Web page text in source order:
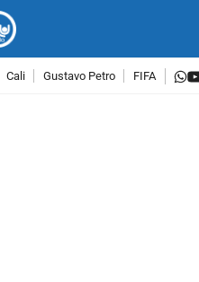
Cali Gustavo Petro FIFA